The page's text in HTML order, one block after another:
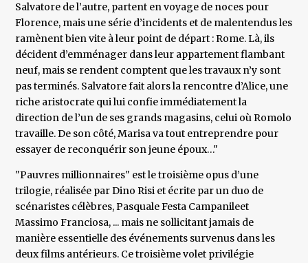
Salvatore de l’autre, partent en voyage de noces pour
Florence, mais une série d’incidents et de malentendus les
ramènent bien vite à leur point de départ : Rome. Là, ils
décident d’emménager dans leur appartement flambant
neuf, mais se rendent comptent que les travaux n’y sont
pas terminés. Salvatore fait alors la rencontre d’Alice, une
riche aristocrate qui lui confie immédiatement la
direction de l’un de ses grands magasins, celui où Romolo
travaille. De son côté, Marisa va tout entreprendre pour
essayer de reconquérir son jeune époux…"
"Pauvres millionnaires" est le troisième opus d’une
trilogie, réalisée par Dino Risi et écrite par un duo de
scénaristes célèbres, Pasquale Festa Campanileet
Massimo Franciosa, ... mais ne sollicitant jamais de
manière essentielle des événements survenus dans les
deux films antérieurs. Ce troisième volet privilégie